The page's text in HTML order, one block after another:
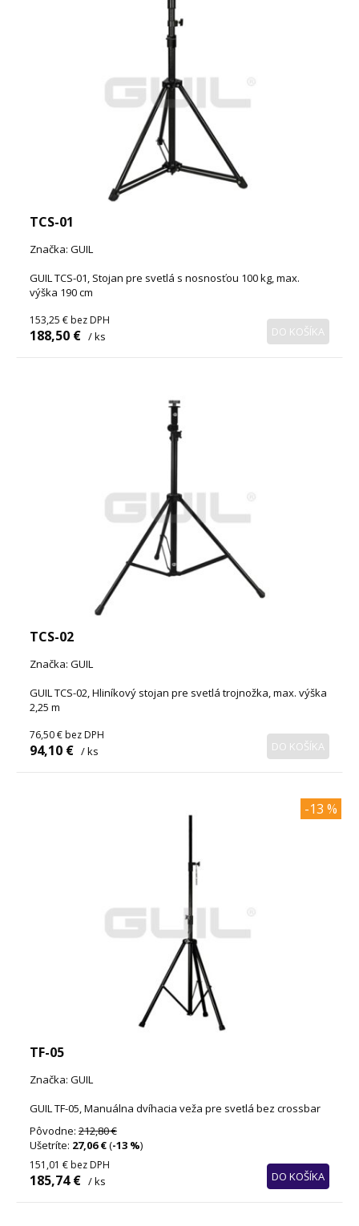
TCS-01
Značka: GUIL
GUIL TCS-01, Stojan pre svetlá s nosnosťou 100 kg, max.
výška 190 cm
153,25 € bez DPH
188,50 € / ks DO KOŠÍKA
TCS-02
Značka: GUIL
GUIL TCS-02, Hliníkový stojan pre svetlá trojnožka, max. výška
2,25 m
76,50 € bez DPH
94,10 € / ks DO KOŠÍKA
-13 %
TF-05
Značka: GUIL
GUIL TF-05, Manuálna dvíhacia veža pre svetlá bez crossbar
Pôvodne: 212,80 €
Ušetríte: 27,06 €(-13 %)
151,01 € bez DPH
185,74 € / ks DO KOŠÍKA